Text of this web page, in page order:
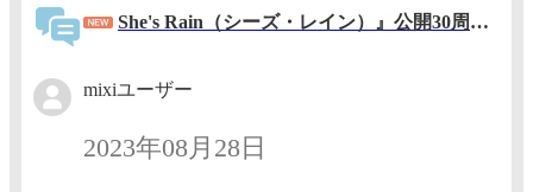
She's Rain（シーズ・レイン）』公開30周年 上映会
mixiユーザー
2023年08月28日